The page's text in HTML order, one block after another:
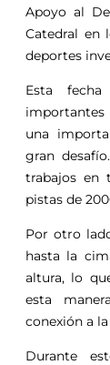
Apoyo al
Catedral en
deportes
Esta
una
gran
trabajos en
pistas de
Por otro
hasta la
altura, lo
esta
conexión a
Durante